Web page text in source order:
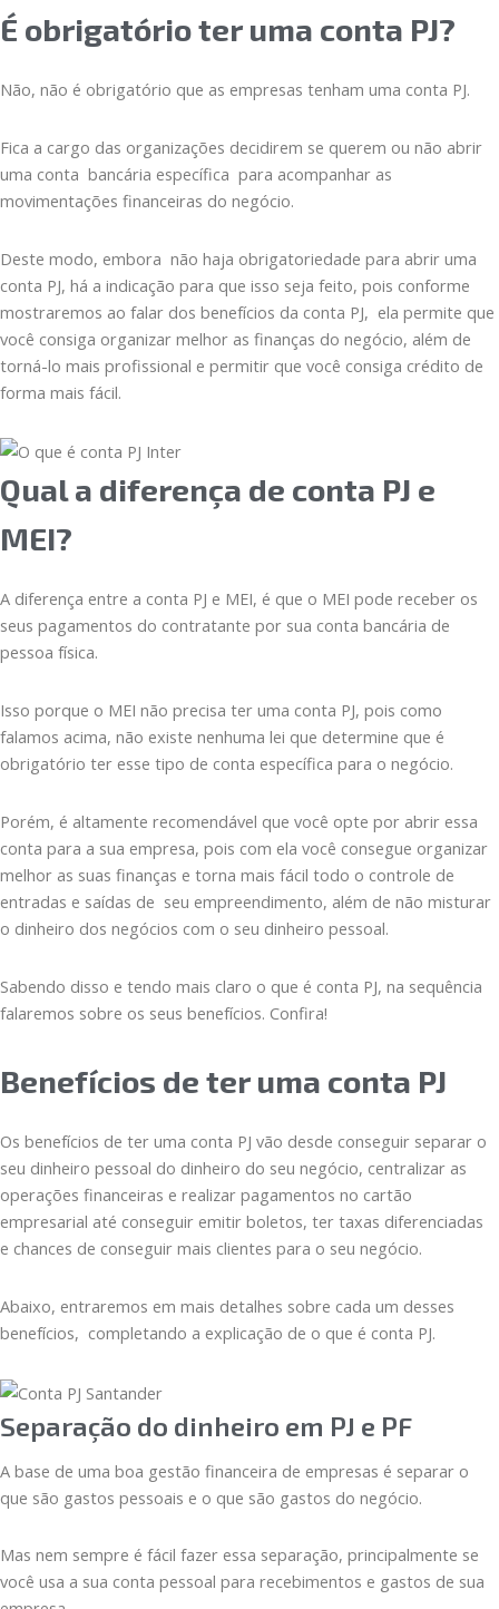
É obrigatório ter uma conta PJ?
Não, não é obrigatório que as empresas tenham uma conta PJ.
Fica a cargo das organizações decidirem se querem ou não abrir
uma conta bancária específica para acompanhar as
movimentações financeiras do negócio.
Deste modo, embora não haja obrigatoriedade para abrir uma
conta PJ, há a indicação para que isso seja feito, pois conforme
mostraremos ao falar dos benefícios da conta PJ, ela permite que
você consiga organizar melhor as finanças do negócio, além de
torná-lo mais profissional e permitir que você consiga crédito de
forma mais fácil.
Qual a diferença de conta PJ e
MEI?
A diferença entre a conta PJ e MEI, é que o MEI pode receber os
seus pagamentos do contratante por sua conta bancária de
pessoa física.
Isso porque o MEI não precisa ter uma conta PJ, pois como
falamos acima, não existe nenhuma lei que determine que é
obrigatório ter esse tipo de conta específica para o negócio.
Porém, é altamente recomendável que você opte por abrir essa
conta para a sua empresa, pois com ela você consegue organizar
melhor as suas finanças e torna mais fácil todo o controle de
entradas e saídas de seu empreendimento, além de não misturar
o dinheiro dos negócios com o seu dinheiro pessoal.
Sabendo disso e tendo mais claro o que é conta PJ, na sequência
falaremos sobre os seus benefícios. Confira!
Benefícios de ter uma conta PJ
Os benefícios de ter uma conta PJ vão desde conseguir separar o
seu dinheiro pessoal do dinheiro do seu negócio, centralizar as
operações financeiras e realizar pagamentos no cartão
empresarial até conseguir emitir boletos, ter taxas diferenciadas
e chances de conseguir mais clientes para o seu negócio.
Abaixo, entraremos em mais detalhes sobre cada um desses
benefícios, completando a explicação de o que é conta PJ.
Separação do dinheiro em PJ e PF
A base de uma boa gestão financeira de empresas é separar o
que são gastos pessoais e o que são gastos do negócio.
Mas nem sempre é fácil fazer essa separação, principalmente se
você usa a sua conta pessoal para recebimentos e gastos de sua